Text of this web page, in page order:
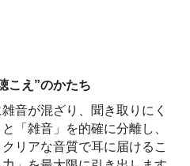
こえ”のかたち
音が混ざり、聞き取りにく
「雑音」を的確に分離し、
リアな音質で耳に届けるこ